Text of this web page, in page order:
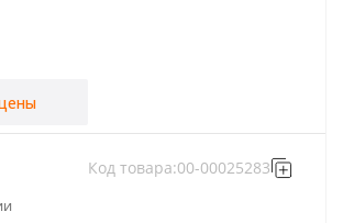
Код товара:00-00025283